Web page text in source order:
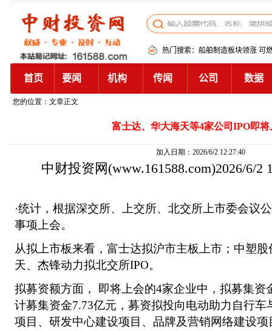
您的位置：文章正文
富士达、华大海天等4家公司IPO即将
加入日期：2026/6/2 12:27:40
中财投资网 (www.161588.com)2026/6/2
·统计，根据深交所、上交所、北交所上市委会议
事项上会。
从拟上市板来看，富士达拟沪市主板上市；中塑
天、杰锋动力拟北交所IPO。
拟募资额方面， 即将上会的4家企业中，拟募集资
计募集资金7.73亿元，募资拟投向电动助力自行车
项目、研发中心建设项目、品牌及营销网络建设